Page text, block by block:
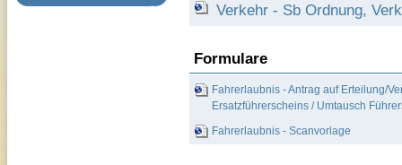
Verkehr - Sb Ordnung,
Formulare
Fahrerlaubnis - Antrag auf Erteilung/
Ersatzführerscheins / Umtausch
Fahrerlaubnis - Scanvorlage